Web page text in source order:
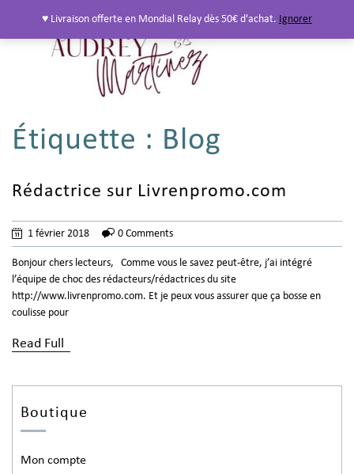
Étiquette : Blog
Rédactrice sur Livrenpromo.com
1 février 2018 0 Comments
Bonjour chers lecteurs, Comme vous le savez peut-être, j’ai intégré
l’équipe de choc des rédacteurs/rédactrices du site
http://www.livrenpromo.com. Et je peux vous assurer que ça bosse en
coulisse pour
Read Full
Boutique
Mon compte
♥ Livraison offerte en Mondial Relay dès 50€ d'achat. Ignorer